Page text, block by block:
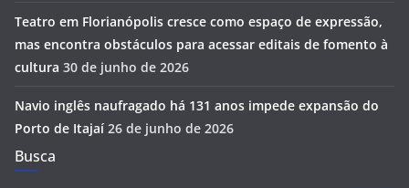
Teatro em Florianópolis cresce como espaço de expressão,
mas encontra obstáculos para acessar editais de fomento à
cultura 30 de junho de 2026
Navio inglês naufragado há 131 anos impede expansão do
Porto de Itajaí 26 de junho de 2026
Busca